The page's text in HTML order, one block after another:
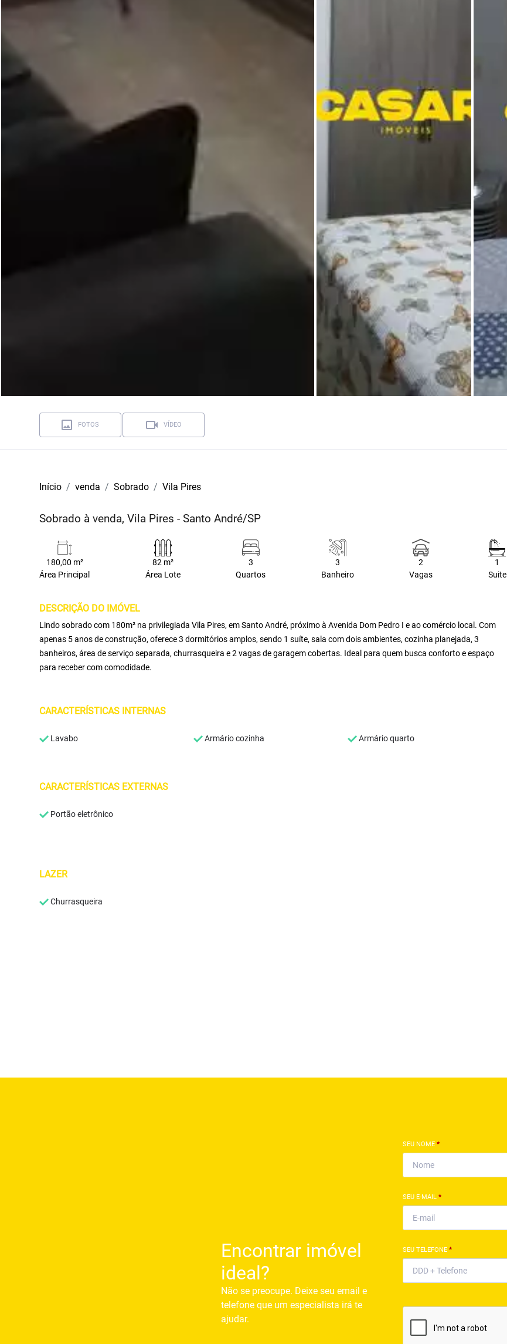
FOTOS VÍDEO
Início venda Sobrado Vila Pires
Sobrado à venda, Vila Pires - Santo André/SP
180,00 m²
Área Principal
82 m²
Área Lote
3
Quartos
3
Banheiro
2
Vagas
1
Suite
DESCRIÇÃO DO IMÓVEL
Lindo sobrado com 180m² na privilegiada Vila Pires, em Santo André, próximo à Avenida Dom Pedro I e ao comércio local. Com
apenas 5 anos de construção, oferece 3 dormitórios amplos, sendo 1 suíte, sala com dois ambientes, cozinha planejada, 3
banheiros, área de serviço separada, churrasqueira e 2 vagas de garagem cobertas. Ideal para quem busca conforto e espaço
para receber com comodidade.
CARACTERÍSTICAS INTERNAS
Lavabo Armário cozinha Armário quarto
CARACTERÍSTICAS EXTERNAS
Portão eletrônico
LAZER
Churrasqueira
Encontrar imóvel
ideal?
Não se preocupe. Deixe seu email e
telefone que um especialista irá te
ajudar.
SEU NOME *
SEU E-MAIL *
SEU TELEFONE *